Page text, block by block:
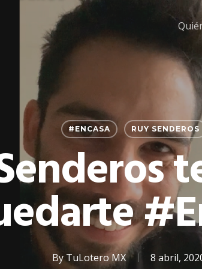
#ENCASA RUY SENDEROS
By TuLotero MX 8 abril,